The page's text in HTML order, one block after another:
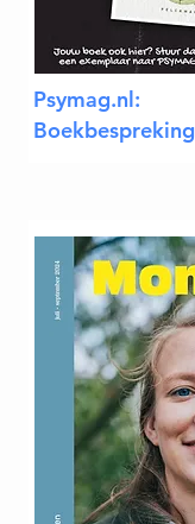
Psymag.nl:
Boekbespreking